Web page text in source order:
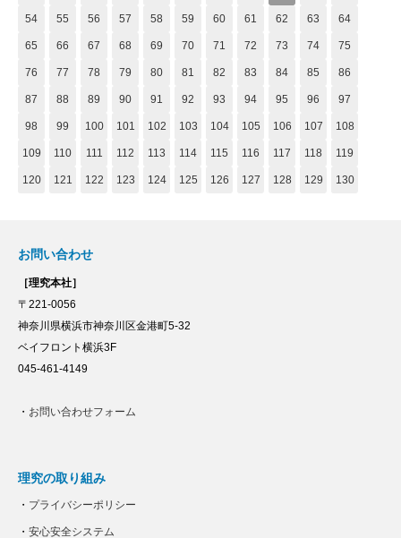
54 55 56 57 58 59 60 61 62 63 64
65 66 67 68 69 70 71 72 73 74 75
76 77 78 79 80 81 82 83 84 85 86
87 88 89 90 91 92 93 94 95 96 97
98 99 100 101 102 103 104 105 106 107 108
109 110 111 112 113 114 115 116 117 118 119
120 121 122 123 124 125 126 127 128 129 130
お問い合わせ
［理究本社］
〒221-0056
神奈川県横浜市神奈川区金港町5-32
ベイフロント横浜3F
045-461-4149
・ お問い合わせフォーム
理究の取り組み
・ プライバシーポリシー
・ 安心安全システム